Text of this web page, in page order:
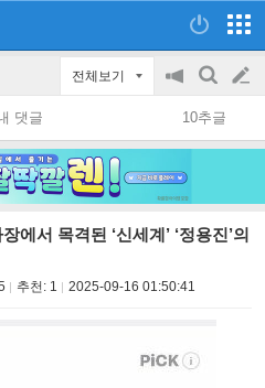
전체보기
공
지
on/off
검
색
글
쓰
댓글 10추글
에서 목격된 ‘신세계’ ‘정용진’의
추천: 1 2025-09-16 01:50:41